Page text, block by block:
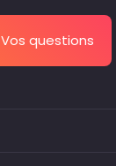
Vos questions